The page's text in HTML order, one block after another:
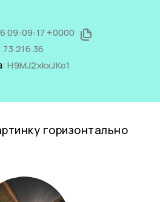
09:09:17 +0000
H9MJ2xkxJKo1
горизонтально